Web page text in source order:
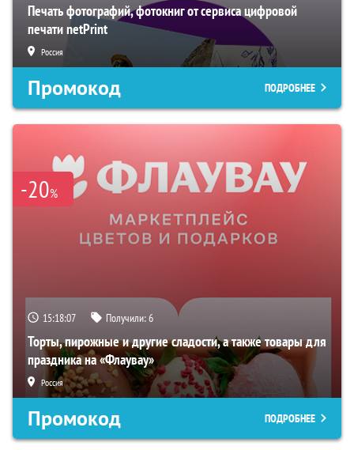
Печать фотографий, фотокниг от сервиса цифровой
печати netPrint
Россия
Промокод ПОДРОБНЕЕ
-20%
15:18:06 Получили:6
Торты, пирожные и другие сладости, а также товары для
праздника на «Флаувау»
Россия
Промокод ПОДРОБНЕЕ